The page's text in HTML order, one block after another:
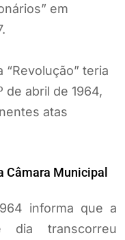
em
teria
de abril de 1964,
atas
Câmara Municipal
informa que a
dia transcorreu